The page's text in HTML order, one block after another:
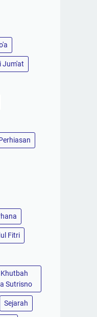
Jum'at
Fitri
Sutrisno
Sejarah